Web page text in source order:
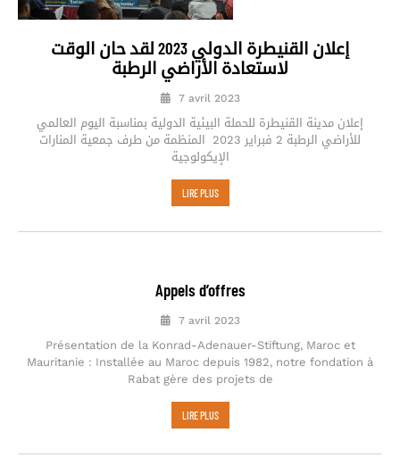
إعلان القنيطرة الدولي 2023 لقد حان الوقت
لاستعادة الأراضي الرطبة
7 avril 2023
إعلان مدينة القنيطرة للحملة البيئية الدولية بمناسبة اليوم العالمي
للأراضي الرطبة 2 فبراير 2023 المنظمة من طرف جمعية المنارات
الإيكولوجية
LIRE PLUS
Appels d’offres
7 avril 2023
Présentation de la Konrad-Adenauer-Stiftung, Maroc et
Mauritanie : Installée au Maroc depuis 1982, notre fondation à
Rabat gère des projets de
LIRE PLUS